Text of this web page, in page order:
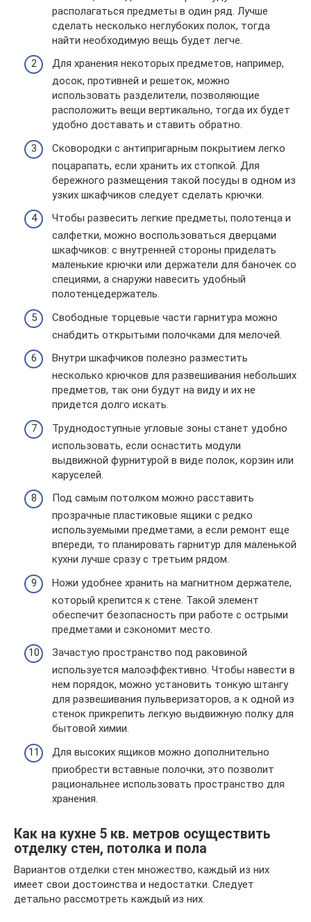
располагаться предметы в один ряд. Лучше
сделать несколько неглубоких полок, тогда
найти необходимую вещь будет легче.
Для хранения некоторых предметов, например,
досок, противней и решеток, можно
использовать разделители, позволяющие
расположить вещи вертикально, тогда их будет
удобно доставать и ставить обратно.
Сковородки с антипригарным покрытием легко
поцарапать, если хранить их стопкой. Для
бережного размещения такой посуды в одном из
узких шкафчиков следует сделать крючки.
Чтобы развесить легкие предметы, полотенца и
салфетки, можно воспользоваться дверцами
шкафчиков: с внутренней стороны приделать
маленькие крючки или держатели для баночек со
специями, а снаружи навесить удобный
полотенцедержатель.
Свободные торцевые части гарнитура можно
снабдить открытыми полочками для мелочей.
Внутри шкафчиков полезно разместить
несколько крючков для развешивания небольших
предметов, так они будут на виду и их не
придется долго искать.
Труднодоступные угловые зоны станет удобно
использовать, если оснастить модули
выдвижной фурнитурой в виде полок, корзин или
каруселей.
Под самым потолком можно расставить
прозрачные пластиковые ящики с редко
используемыми предметами, а если ремонт еще
впереди, то планировать гарнитур для маленькой
кухни лучше сразу с третьим рядом.
Ножи удобнее хранить на магнитном держателе,
который крепится к стене. Такой элемент
обеспечит безопасность при работе с острыми
предметами и сэкономит место.
Зачастую пространство под раковиной
используется малоэффективно. Чтобы навести в
нем порядок, можно установить тонкую штангу
для развешивания пульверизаторов, а к одной из
стенок прикрепить легкую выдвижную полку для
бытовой химии.
Для высоких ящиков можно дополнительно
приобрести вставные полочки, это позволит
рациональнее использовать пространство для
хранения.
Как на кухне 5 кв. метров осуществить
отделку стен, потолка и пола
Вариантов отделки стен множество, каждый из них
имеет свои достоинства и недостатки. Следует
детально рассмотреть каждый из них.